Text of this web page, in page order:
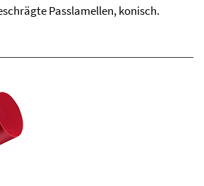
Passlamellen, konisch.